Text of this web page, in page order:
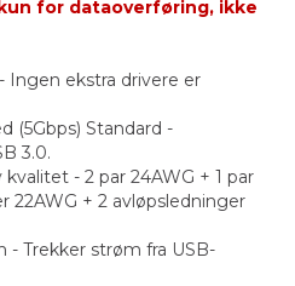
for dataoverføring, ikke
Ingen ekstra drivere er
(5Gbps) Standard -
3.0.
- 2 par 24AWG + 1 par
22AWG + 2 avløpsledninger
- Trekker strøm fra USB-